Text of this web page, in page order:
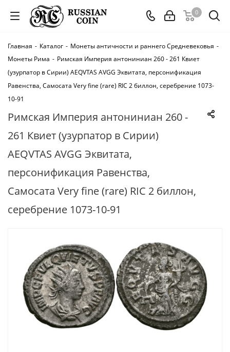
0
Главная - Каталог - Монеты античности и раннего Средневековья -
Монеты Рима - Римская Империя антониниан 260 - 261 Квиет
(узурпатор в Сирии) AEQVTAS AVGG Эквитата, персонификация
Равенства, Самосата Very fine (rare) RIC 2 биллон, серебрение 1073-
10-91
Римская Империя антониниан 260 -
261 Квиет (узурпатор в Сирии)
AEQVTAS AVGG Эквитата,
персонификация Равенства,
Самосата Very fine (rare) RIC 2 биллон,
серебрение 1073-10-91